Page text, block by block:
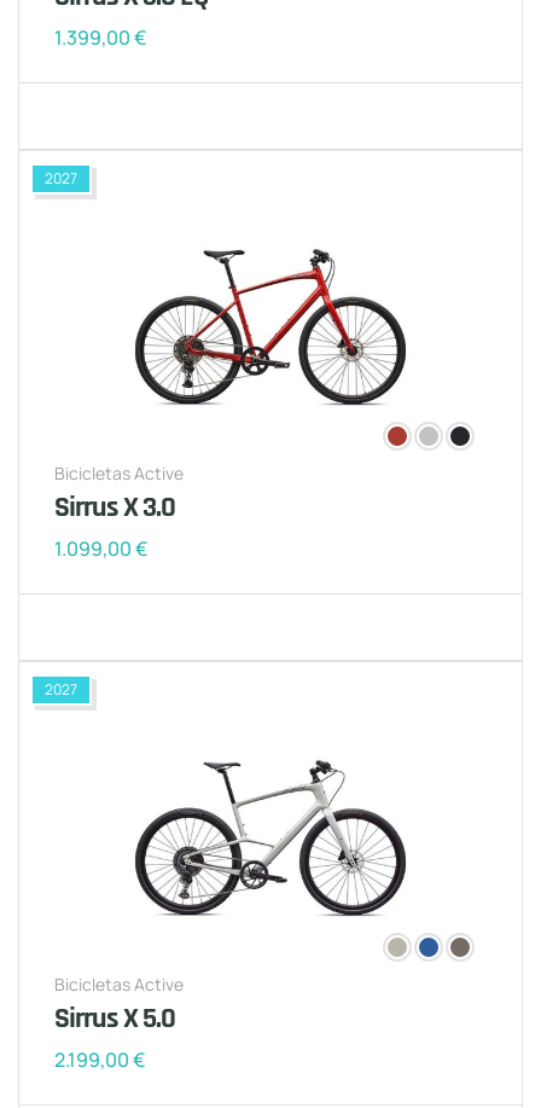
1.399,00€
2027
Bicicletas Active
Sirrus X 3.0
1.099,00€
2027
Bicicletas Active
Sirrus X 5.0
2.199,00€